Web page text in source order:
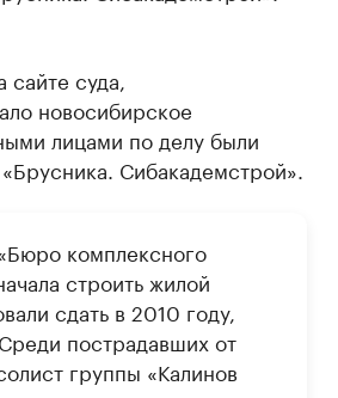
суда,
новосибирское
лицами по делу были
Сибакадемстрой».
комплексного
строить жилой
сдать в 2010 году,
пострадавших от
группы «Калинов